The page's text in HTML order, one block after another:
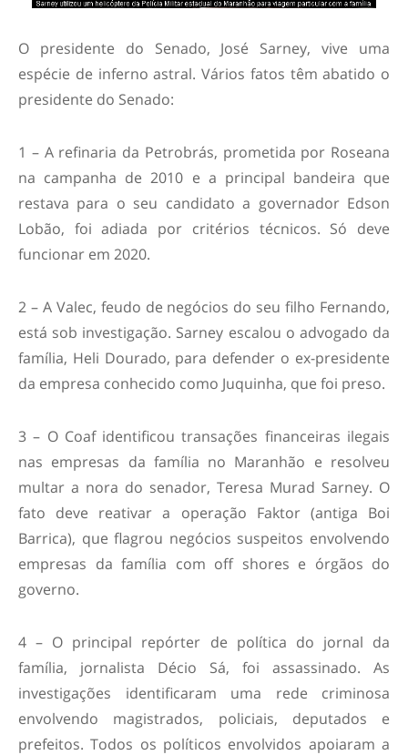
O presidente do Senado, José Sarney, vive uma
espécie de inferno astral. Vários fatos têm abatido o
presidente do Senado:
1 – A refinaria da Petrobrás, prometida por Roseana
na campanha de 2010 e a principal bandeira que
restava para o seu candidato a governador Edson
Lobão, foi adiada por critérios técnicos. Só deve
funcionar em 2020.
2 – A Valec, feudo de negócios do seu filho Fernando,
está sob investigação. Sarney escalou o advogado da
família, Heli Dourado, para defender o ex-presidente
da empresa conhecido como Juquinha, que foi preso.
3 – O Coaf identificou transações financeiras ilegais
nas empresas da família no Maranhão e resolveu
multar a nora do senador, Teresa Murad Sarney. O
fato deve reativar a operação Faktor (antiga Boi
Barrica), que flagrou negócios suspeitos envolvendo
empresas da família com off shores e órgãos do
governo.
4 – O principal repórter de política do jornal da
família, jornalista Décio Sá, foi assassinado. As
investigações identificaram uma rede criminosa
envolvendo magistrados, policiais, deputados e
prefeitos. Todos os políticos envolvidos apoiaram a